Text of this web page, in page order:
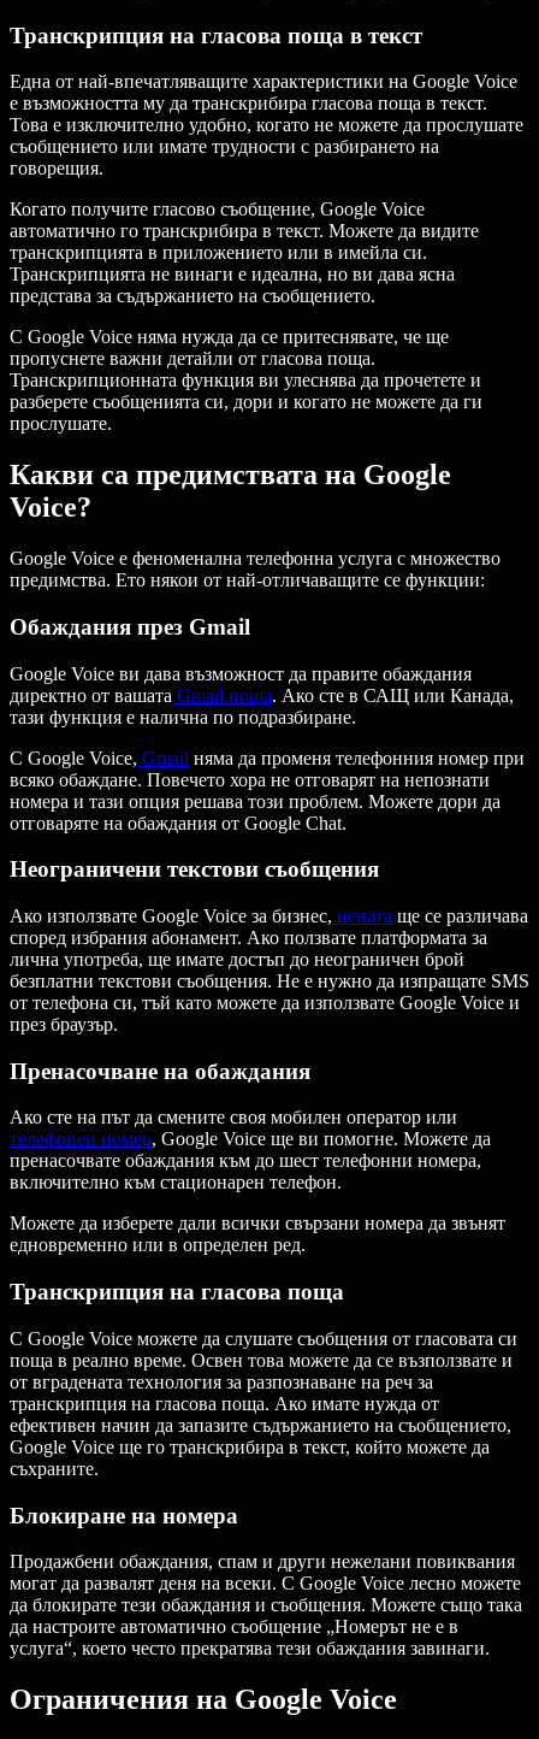
Транскрипция на гласова поща в текст
Една от най-впечатляващите характеристики на Google Voice
е възможността му да транскрибира гласова поща в текст.
Това е изключително удобно, когато не можете да прослушате
съобщението или имате трудности с разбирането на
говорещия.
Когато получите гласово съобщение, Google Voice
автоматично го транскрибира в текст. Можете да видите
транскрипцията в приложението или в имейла си.
Транскрипцията не винаги е идеална, но ви дава ясна
представа за съдържанието на съобщението.
С Google Voice няма нужда да се притеснявате, че ще
пропуснете важни детайли от гласова поща.
Транскрипционната функция ви улеснява да прочетете и
разберете съобщенията си, дори и когато не можете да ги
прослушате.
Какви са предимствата на Google
Voice?
Google Voice е феноменална телефонна услуга с множество
предимства. Ето някои от най-отличаващите се функции:
Обаждания през Gmail
Google Voice ви дава възможност да правите обаждания
директно от вашата Gmail поща. Ако сте в САЩ или Канада,
тази функция е налична по подразбиране.
С Google Voice, Gmail няма да променя телефонния номер при
всяко обаждане. Повечето хора не отговарят на непознати
номера и тази опция решава този проблем. Можете дори да
отговаряте на обаждания от Google Chat.
Неограничени текстови съобщения
Ако използвате Google Voice за бизнес, цената ще се различава
според избрания абонамент. Ако ползвате платформата за
лична употреба, ще имате достъп до неограничен брой
безплатни текстови съобщения. Не е нужно да изпращате SMS
от телефона си, тъй като можете да използвате Google Voice и
през браузър.
Пренасочване на обаждания
Ако сте на път да смените своя мобилен оператор или
телефонен номер, Google Voice ще ви помогне. Можете да
пренасочвате обаждания към до шест телефонни номера,
включително към стационарен телефон.
Можете да изберете дали всички свързани номера да звънят
едновременно или в определен ред.
Транскрипция на гласова поща
С Google Voice можете да слушате съобщения от гласовата си
поща в реално време. Освен това можете да се възползвате и
от вградената технология за разпознаване на реч за
транскрипция на гласова поща. Ако имате нужда от
ефективен начин да запазите съдържанието на съобщението,
Google Voice ще го транскрибира в текст, който можете да
съхраните.
Блокиране на номера
Продажбени обаждания, спам и други нежелани повиквания
могат да развалят деня на всеки. С Google Voice лесно можете
да блокирате тези обаждания и съобщения. Можете също така
да настроите автоматично съобщение „Номерът не е в
услуга“, което често прекратява тези обаждания завинаги.
Ограничения на Google Voice